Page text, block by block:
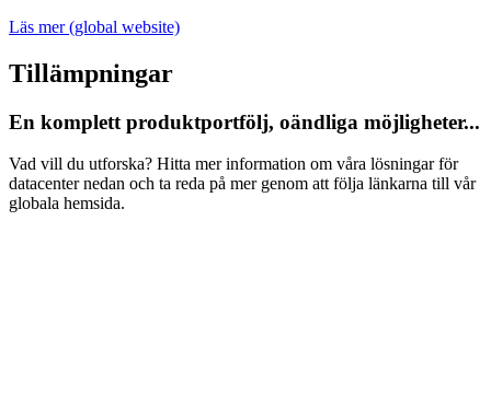
Läs mer (global website)
Tillämpningar
En komplett produktportfölj, oändliga möjligheter...
Vad vill du utforska? Hitta mer information om våra lösningar för
datacenter nedan och ta reda på mer genom att följa länkarna till vår
globala hemsida.